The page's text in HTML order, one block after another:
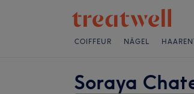
COIFFEUR NÄGEL
Soraya